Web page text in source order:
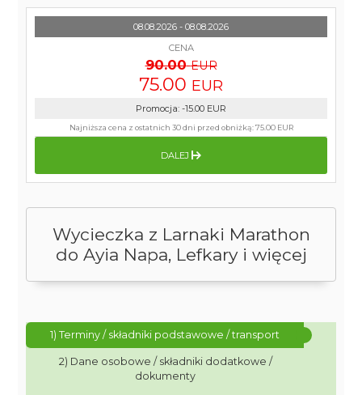
Wycieczka z Larnaki Marathon
do Ayia Napa, Lefkary i więcej
1) Terminy / składniki podstawowe / transport
2) Dane osobowe / składniki dodatkowe /
dokumenty
08.08.2026 - 08.08.2026
CENA
90.00 EUR
75.00 EUR
Promocja: -15.00 EUR
Najniższa cena z ostatnich 30 dni przed obniżką:75.00 EUR
DALEJ